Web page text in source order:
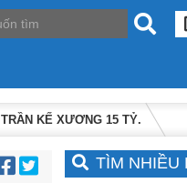
KẾ XƯƠNG 15 TỶ.
TÌM NHIỀU